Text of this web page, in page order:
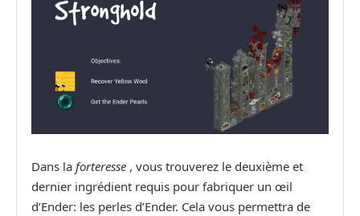
Dans la forteresse , vous trouverez le deuxième et
dernier ingrédient requis pour fabriquer un œil
d’Ender: les perles d’Ender. Cela vous permettra de